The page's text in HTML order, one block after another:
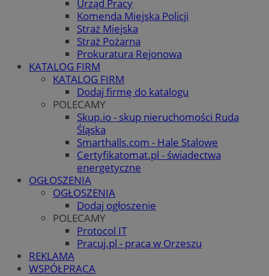
Urząd Pracy
Komenda Miejska Policji
Straż Miejska
Straż Pożarna
Prokuratura Rejonowa
KATALOG FIRM
KATALOG FIRM
Dodaj firmę do katalogu
POLECAMY
Skup.io - skup nieruchomości Ruda
Śląska
Smarthalls.com - Hale Stalowe
Certyfikatomat.pl - świadectwa
energetyczne
OGŁOSZENIA
OGŁOSZENIA
Dodaj ogłoszenie
POLECAMY
Protocol IT
Pracuj.pl - praca w Orzeszu
REKLAMA
WSPÓŁPRACA